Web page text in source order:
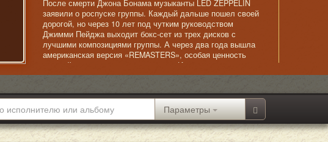
После смерти Джона Бонама музыканты LED ZEPPELIN
заявили о роспуске группы. Каждый дальше пошел своей
дорогой, но через 10 лет под чутким руководством
Джимми Пейджа выходит бокс-сет из трех дисков с
лучшими композициями группы. А через два года вышла
американская версия «REMASTERS», особая ценность
которой – в интервью музыкантов. «Изюминка»
композиций – высочайший класс вокального исполнения,
Параметры